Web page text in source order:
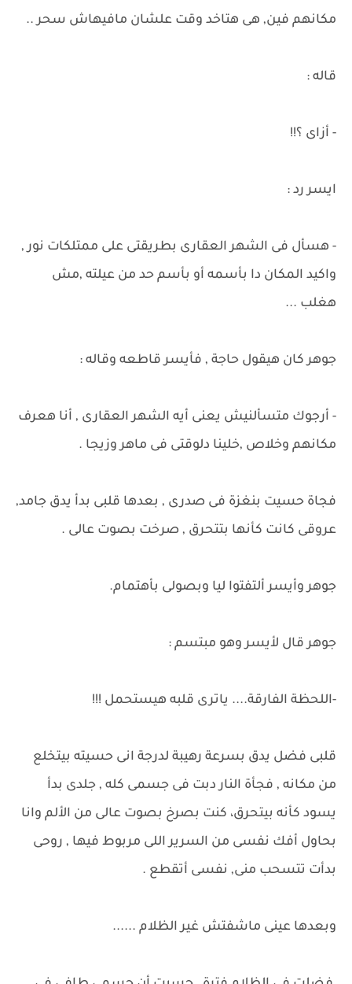
مكانهم فين, هى هتاخد وقت علشان مافيهاش سحر ..
قاله :
- أزاى ؟!!
ايسر رد :
- هسأل فى الشهر العقارى بطريقتى على ممتلكات نور ,
واكيد المكان دا بأسمه أو بأسم حد من عيلته ,مش
هغلب ...
جوهر كان هيقول حاجة , فأيسر قاطعه وقاله :
- أرجوك متسألنيش يعنى أيه الشهر العقارى , أنا هعرف
مكانهم وخلاص ,خلينا دلوقتى فى ماهر وزيجا .
فجاة حسيت بنغزة فى صدرى , بعدها قلبى بدأ يدق جامد,
عروقى كانت كأنها بتتحرق , صرخت بصوت عالى .
جوهر وأيسر ألتفتوا ليا وبصولى بأهتمام.
جوهر قال لأيسر وهو مبتسم :
-اللحظة الفارقة.... ياترى قلبه هيستحمل !!!
قلبى فضل يدق بسرعة رهيبة لدرجة انى حسيته بيتخلع
من مكانه , فجأة النار دبت فى جسمى كله , جلدى بدأ
يسود كأنه بيتحرق، كنت بصرخ بصوت عالى من الألم وانا
بحاول أفك نفسى من السرير اللى مربوط فيها , روحى
بدأت تتسحب منى, نفسى أتقطع .
وبعدها عينى ماشفتش غير الظلام ......